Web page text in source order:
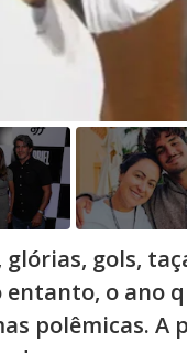
gols,
o ano
polêmicas. A